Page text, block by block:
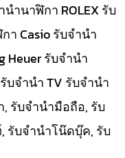
ำนาฬิกา ROLEX รับ
า Casio รับจำนำ
Heuer รับจำนำ
จำนำ TV รับจำนำ
รับจำนำมือถือ, รับ
รับจำนำโน๊ดบุ๊ค, รับ